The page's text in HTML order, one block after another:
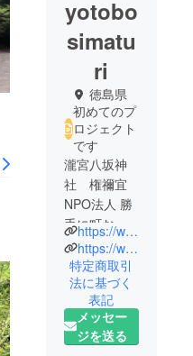
yotobo
simatu
ri
徳島県
初めてのプ
ロジェクト
です
瀧宮八坂神
社 権禰宜
NPO法人 勝
手に町おこ
して委員
会 事務局
長
任意団体
夜灯祭り実
行委員会
https://www.instagram.com/yasumaki123da
https://www.facebook.com/yasuyuki.maki
特定商取引
法に基づく
表記
メッセー
ジを送る